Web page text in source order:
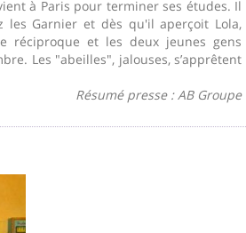
à Paris pour terminer ses études. Il
les Garnier et dès qu'il aperçoit Lola,
réciproque et les deux jeunes gens
Les "abeilles", jalouses, s’apprêtent
Résumé presse : AB Groupe